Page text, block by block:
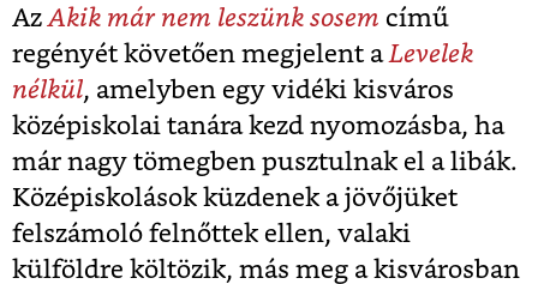
Az Akik már nem leszünk sosem című
regényét követően megjelent aLevelek
nélkül, amelyben egy vidéki kisváros
középiskolai tanára kezd nyomozásba, ha
már nagy tömegben pusztulnak el a libák.
Középiskolások küzdenek a jövőjüket
felszámoló felnőttek ellen, valaki
külföldre költözik, más meg a kisvárosban